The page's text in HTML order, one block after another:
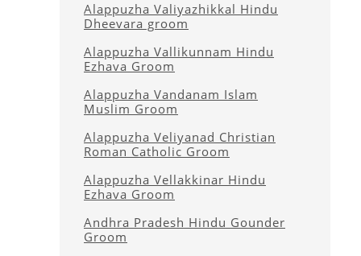
Alappuzha Valiyazhikkal Hindu
Dheevara groom
Alappuzha Vallikunnam Hindu
Ezhava Groom
Alappuzha Vandanam Islam
Muslim Groom
Alappuzha Veliyanad Christian
Roman Catholic Groom
Alappuzha Vellakkinar Hindu
Ezhava Groom
Andhra Pradesh Hindu Gounder
Groom